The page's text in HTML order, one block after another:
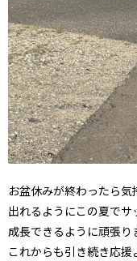
お盆休みが終わったら
出れるようにこの夏でサ
成長できるように頑張り
これからも引き続き応援